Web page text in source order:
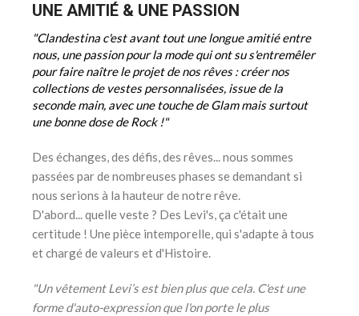
UNE AMITIÉ & UNE PASSION
"Clandestina c'est avant tout une longue amitié entre
nous, une passion pour la mode qui ont su s'entremêler
pour faire naître le projet de nos rêves : créer nos
collections de vestes personnalisées, issue de la
seconde main, avec une touche de Glam mais surtout
une bonne dose de Rock !"
Des échanges, des défis, des rêves... nous sommes
passées par de nombreuses phases se demandant si
nous serions à la hauteur de notre rêve.
D'abord... quelle veste ? Des Levi's, ça c'était une
certitude ! Une pièce intemporelle, qui s'adapte à tous
et chargé de valeurs et d'Histoire.
"Un vêtement Levi’s est bien plus que cela. C'est une
forme d'auto-expression que l'on porte le plus